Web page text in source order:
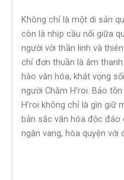
Không chỉ là một di sản
còn là nhịp cầu nối giữa
người với thần linh và
chỉ đơn thuần là âm
hào văn hóa, khát vọng
người Chăm H’roi. Bảo
H’roi không chỉ là gìn giữ
bản sắc văn hóa độc đáo
ngân vang, hòa quyện với